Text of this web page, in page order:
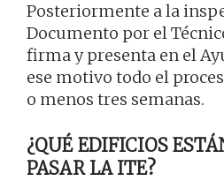
Posteriormente a la
Documento por el
firma y presenta en el
ese motivo todo el
o menos tres semanas.
¿QUÉ EDIFICIOS
PASAR LA ITE?